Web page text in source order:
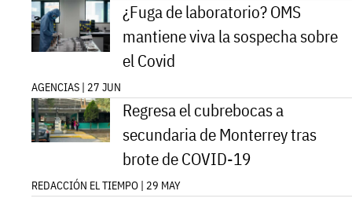
¿Fuga de laboratorio? OMS
mantiene viva la sospecha sobre
el Covid
AGENCIAS | 27 JUN
Regresa el cubrebocas a
secundaria de Monterrey tras
brote de COVID-19
REDACCIÓN EL TIEMPO | 29 MAY